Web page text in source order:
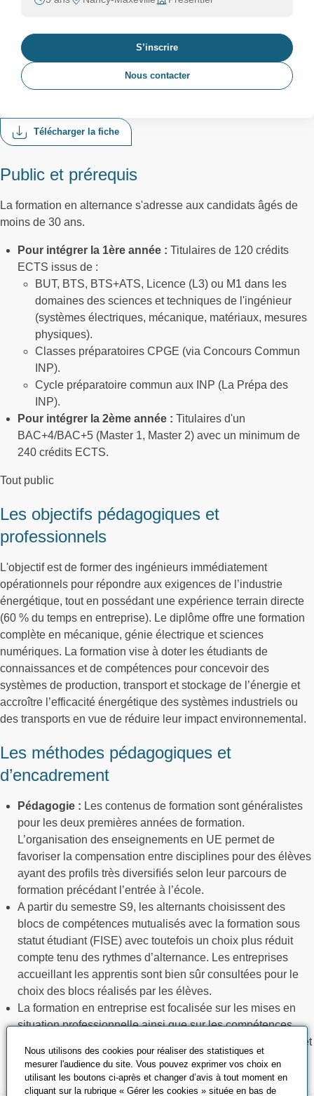
Télécharger la fiche
Public et prérequis
La formation en alternance s'adresse aux candidats âgés de
moins de 30 ans.
Pour intégrer la 1ère année : Titulaires de 120 crédits
ECTS issus de :
BUT, BTS, BTS+ATS, Licence (L3) ou M1 dans les
domaines des sciences et techniques de l'ingénieur
(systèmes électriques, mécanique, matériaux, mesures
physiques).
Classes préparatoires CPGE (via Concours Commun
INP).
Cycle préparatoire commun aux INP (La Prépa des
INP).
Pour intégrer la 2ème année : Titulaires d'un
BAC+4/BAC+5 (Master 1, Master 2) avec un minimum de
240 crédits ECTS.
Tout public
Les objectifs pédagogiques et
professionnels
L'objectif est de former des ingénieurs immédiatement
opérationnels pour répondre aux exigences de l’industrie
énergétique, tout en possédant une expérience terrain directe
(60 % du temps en entreprise). Le diplôme offre une formation
complète en mécanique, génie électrique et sciences
numériques. La formation vise à doter les étudiants de
connaissances et de compétences pour concevoir des
systèmes de production, transport et stockage de l’énergie et
accroître l’efficacité énergétique des systèmes industriels ou
des transports en vue de réduire leur impact environnemental.
Les méthodes pédagogiques et
d’encadrement
Pédagogie : Les contenus de formation sont généralistes
pour les deux premières années de formation.
L’organisation des enseignements en UE permet de
favoriser la compensation entre disciplines pour des élèves
ayant des proﬁls très diversiﬁés selon leur parcours de
formation précédant l’entrée à l’école.
A partir du semestre S9, les alternants choisissent des
blocs de compétences mutualisés avec la formation sous
statut étudiant (FISE) avec toutefois un choix plus réduit
compte tenu des rythmes d’alternance. Les entreprises
accueillant les apprentis sont bien sûr consultées pour le
choix des blocs réalisés par les élèves.
La formation en entreprise est focalisée sur les mises en
situation professionnelle ainsi que sur les compétences
générales de l’ingénieur (compétences méthodologiques et
relationnelles, gestion…).
S’inscrire
Nous contacter
Nous utilisons des cookies pour réaliser des statistiques et
mesurer l'audience du site. Vous pouvez exprimer vos choix en
utilisant les boutons ci-après et changer d’avis à tout moment en
cliquant sur la rubrique « Gérer les cookies » située en bas de